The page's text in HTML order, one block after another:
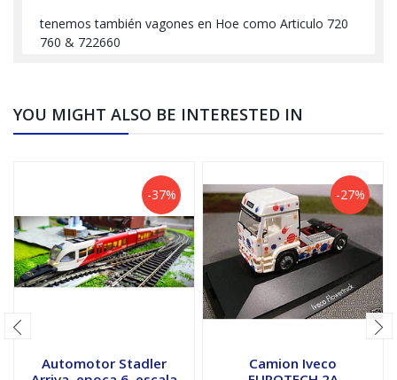
tenemos también vagones en Hoe como Articulo 720
760 & 722660
YOU MIGHT ALSO BE INTERESTED IN
-37%
Automotor Stadler
-27%
Camion Iveco